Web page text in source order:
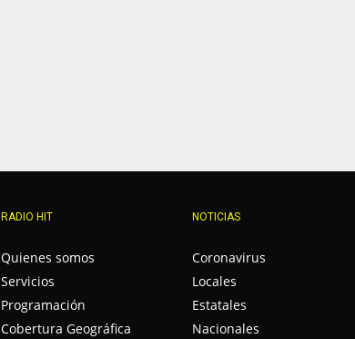
RADIO HIT
Quienes somos
Servicios
Programación
Cobertura Geográfica
NOTICIAS
Coronavirus
Locales
Estatales
Nacionales